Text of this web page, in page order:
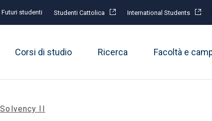
Futuri studenti Studenti Cattolica International Students
Corsi di studio Ricerca Facoltà e
II